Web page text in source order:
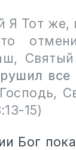
Я Тот же,
15)
Бог